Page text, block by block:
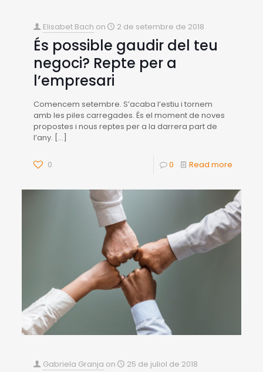
Elisabet Bach on 2 de setembre de 2018
És possible gaudir del teu
negoci? Repte per a
l’empresari
Comencem setembre. S’acaba l’estiu i tornem
amb les piles carregades. És el moment de noves
propostes i nous reptes per a la darrera part de
l’any. […]
0 0 Read more
Gabriela Granja on 25 de juliol de 2018